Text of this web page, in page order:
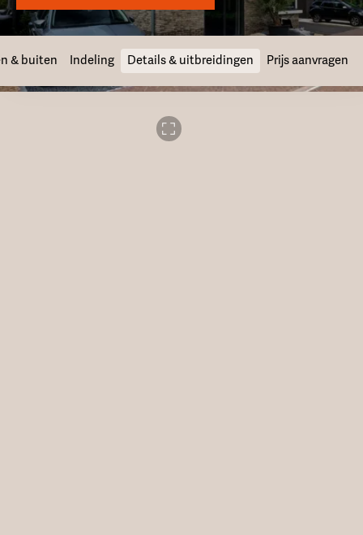
& buiten Indeling Details & uitbreidingen Prijs aanvragen